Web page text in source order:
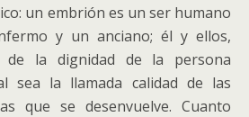
un embrión es un ser humano
y un anciano; él y ellos,
la dignidad de la persona
sea la llamada calidad de las
que se desenvuelve. Cuanto